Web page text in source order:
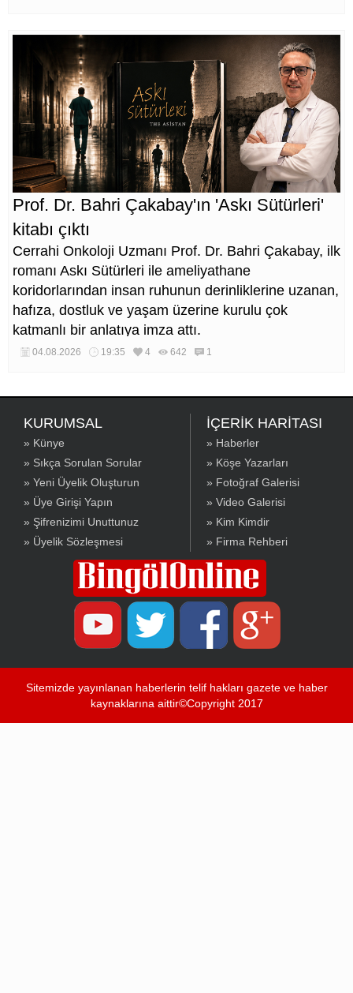
Prof. Dr. Bahri Çakabay'ın 'Askı Sütürleri'
kitabı çıktı
Cerrahi Onkoloji Uzmanı Prof. Dr. Bahri Çakabay, ilk
romanı Askı Sütürleri ile ameliyathane
koridorlarından insan ruhunun derinliklerine uzanan,
hafıza, dostluk ve yaşam üzerine kurulu çok
katmanlı bir anlatıya imza attı.
04.08.2026 19:35 4 642 1
KURUMSAL
» Künye
» Sıkça Sorulan Sorular
» Yeni Üyelik Oluşturun
» Üye Girişi Yapın
» Şifrenizimi Unuttunuz
» Üyelik Sözleşmesi
İÇERİK HARİTASI
» Haberler
» Köşe Yazarları
» Fotoğraf Galerisi
» Video Galerisi
» Kim Kimdir
» Firma Rehberi
Sitemizde yayınlanan haberlerin telif hakları gazete ve haber
kaynaklarına aittir©Copyright 2017